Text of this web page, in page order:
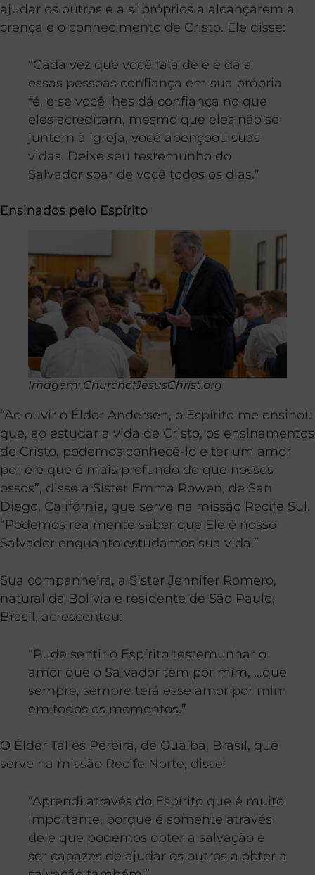
ajudar os outros e a si próprios a alcançarem a
crença e o conhecimento de Cristo. Ele disse:
“Cada vez que você fala dele e dá a
essas pessoas confiança em sua própria
fé, e se você lhes dá confiança no que
eles acreditam, mesmo que eles não se
juntem à igreja, você abençoou suas
vidas. Deixe seu testemunho do
Salvador soar de você todos os dias.”
Ensinados pelo Espírito
Imagem: ChurchofJesusChrist.org
“Ao ouvir o Élder Andersen, o Espírito me ensinou
que, ao estudar a vida de Cristo, os ensinamentos
de Cristo, podemos conhecê-lo e ter um amor
por ele que é mais profundo do que nossos
ossos”, disse a Sister Emma Rowen, de San
Diego, Califórnia, que serve na missão Recife Sul.
“Podemos realmente saber que Ele é nosso
Salvador enquanto estudamos sua vida.”
Sua companheira, a Sister Jennifer Romero,
natural da Bolívia e residente de São Paulo,
Brasil, acrescentou:
“Pude sentir o Espírito testemunhar o
amor que o Salvador tem por mim, …que
sempre, sempre terá esse amor por mim
em todos os momentos.”
O Élder Talles Pereira, de Guaíba, Brasil, que
serve na missão Recife Norte, disse:
“Aprendi através do Espírito que é muito
importante, porque é somente através
dele que podemos obter a salvação e
ser capazes de ajudar os outros a obter a